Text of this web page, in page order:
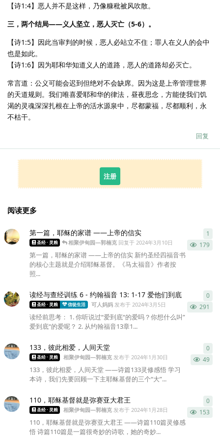
【诗1:4】恶人并不是这样，乃像糠秕被风吹散。
三，两个结局——义人坚立，恶人灭亡（5-6）。
【诗1:5】因此当审判的时候，恶人必站立不住；罪人在义人的会中
也是如此。
【诗1:6】因为耶和华知道义人的道路，恶人的道路却必灭亡。
常言道：公义可能会迟到但绝对不会缺席。因为这是上帝管理世界
的天道规则。我们唯喜爱耶和华的律法，昼夜思念，方能使我们饥
渴的灵魂深深扎根在上帝的活水源泉中，尽都蒙福，尽都顺利，永
不枯干。
回复
注册
阅读更多
第一篇，耶稣的家谱 ——上帝的信实
圣经 · 灵粮 相聚伊甸园—郭楠克 回复于2024年3月10日 179
第一篇，耶稣的家谱 ——上帝的信实 新约圣经四福音书
的核心主题就是介绍耶稣基督。《马太福音》作者按
照...
1
读经与查经训练 6 - 约翰福音 13: 1-17 爱他们到底
圣经 · 灵粮 信徒生活 可人妈妈发布于 2024年3月5日 291
读经前思考： 1. 你听说过“爱到底“的爱吗？你想什么叫”
爱到底“的爱呢？ 2. 从约翰福音13章1...
0
133，彼此相爱，人间天堂
圣经 · 灵粮 相聚伊甸园—郭楠克 发布于2024年1月30日 49
133，彼此相爱，人间天堂 ——诗篇133灵修感悟 学习
本诗，我们先要回顾一下主耶稣基督的三个“大”...
0
110，耶稣基督就是弥赛亚大君王
圣经 · 灵粮 相聚伊甸园—郭楠克 发布于2024年1月28日 153
110，耶稣基督就是弥赛亚大君王 ——诗篇110篇灵修感
悟 诗篇110篇是一篇很奇妙的诗歌，她的奇妙...
0